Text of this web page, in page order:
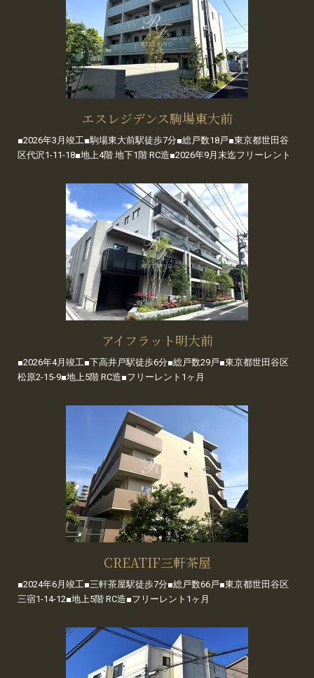
エスレジデンス駒場東大前
■2026年3月竣工■駒場東大前駅徒歩7分■総戸数18戸■東京都世田谷
区代沢1-11-18■地上4階 地下1階 RC造■2026年9月末迄フリーレント
アイフラット明大前
■2026年4月竣工■下高井戸駅徒歩6分■総戸数29戸■東京都世田谷区
松原2-15-9■地上5階 RC造■フリーレント1ヶ月
CREATIF三軒茶屋
■2024年6月竣工■三軒茶屋駅徒歩7分■総戸数66戸■東京都世田谷区
三宿1-14-12■地上5階 RC造■フリーレント1ヶ月